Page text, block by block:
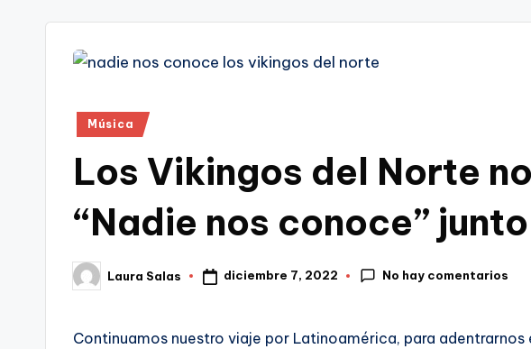
Publicado
Música
Los Vikingos del Norte
“Nadie nos conoce”
Publicado
por
Laura Salas diciembre 7, 2022 No hay comentarios
Continuamos nuestro viaje por Latinoamérica, para adentrarnos